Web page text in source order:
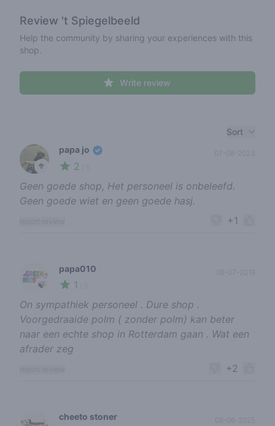
Review 't Spiegelbeeld
Help the community by sharing your experiences with this
shop.
Write review
Sort
🥦
papa jo
2
07-08-2023
Geen goede shop, Het personeel is onbeleefd.
Geen goede wiet en geen goede hasj.
+1
🍃
papa010
1
On sympathiek personeel . Dure shop .
Voorgedraaide polm ( zonder polm) kan beter
naar een echte shop in Rotterdam gaan . Wat een
afrader zeg
+2
cheeto stoner